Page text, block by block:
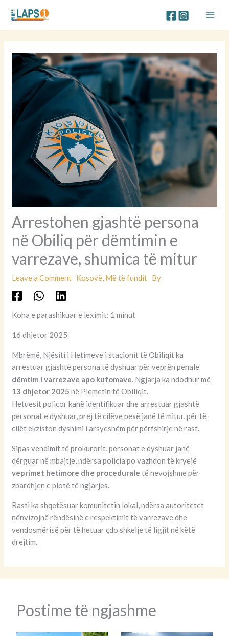
content
Arrestohen gjashtë persona
në Obiliq për dëmtimin e
varrezave, shumica të mitur
Leave a Comment Kosovë, Më të fundit By
Koha e parashikuar e leximit: 1 minut
16 dhjetor 2025
Mbrëmë, Njësiti i Hetimeve i stacionit të Obiliqit ka
arrestuar gjashtë persona të dyshuar për veprën penale
dëmtim i varrezave apo kufomave. Ngjarja ka ndodhur më
13 dhjetor 2025 në Plemetin të Obiliqit.
Hetuesit policor kanë identifikuar dhe arrestuar gjashtë
personat e dyshuar, prej të cilëve pesë janë të mitur, për të
cilët ekziston dyshimi i arsyeshëm për përfshirje në rast.
Sipas vendimit të prokurorit, personat e dyshuar janë
dërguar në mbajtje, ndërsa policia po vazhdon të kryejë
veprimet hetimore dhe procedurale të nevojshme për
zbardhjen e plotë të ngjarjes.
Rasti ka shqetësuar komunitetin lokal, ndërsa autoritetet
nënvizojnë rëndësinë e respektimit të varrezave dhe
vendosmërisë për të hetuar çdo shkelje të ligjit në këtë
drejtim.
Postime të ngjashme